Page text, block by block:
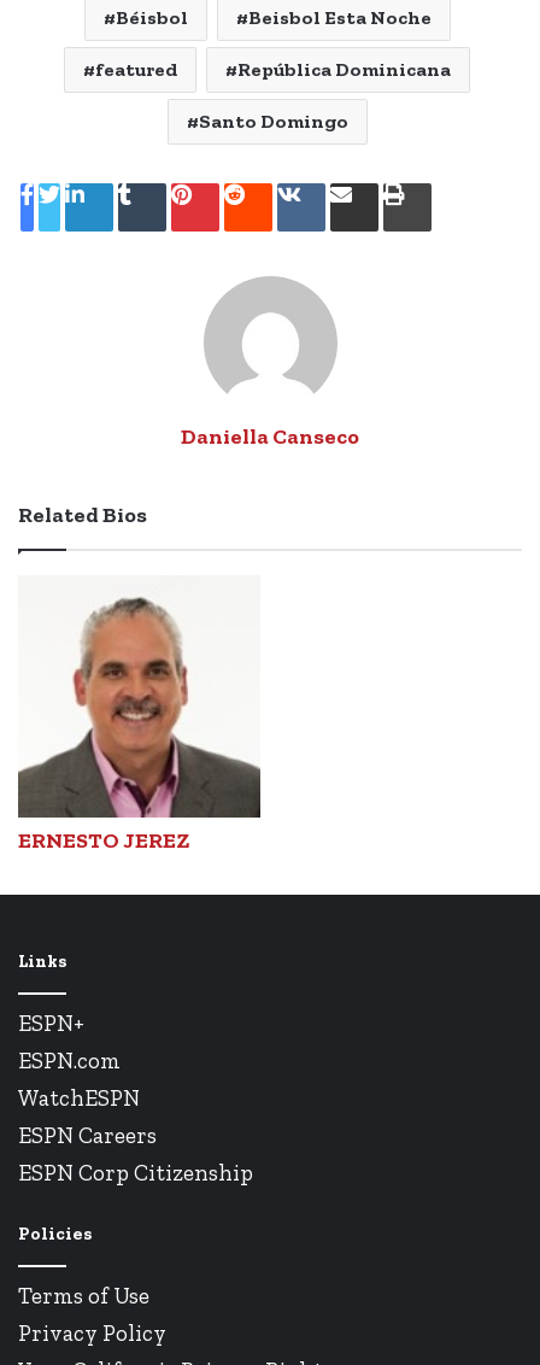
Béisbol Beisbol Esta Noche
featured República Dominicana
Santo Domingo
LinkedIn
TumblrPinterestRedditVKontakte
SharePrint
Daniella Canseco
Related Bios
ERNESTO JEREZ
Links
ESPN+
ESPN.com
WatchESPN
ESPN Careers
ESPN Corp Citizenship
Policies
Terms of Use
Privacy Policy